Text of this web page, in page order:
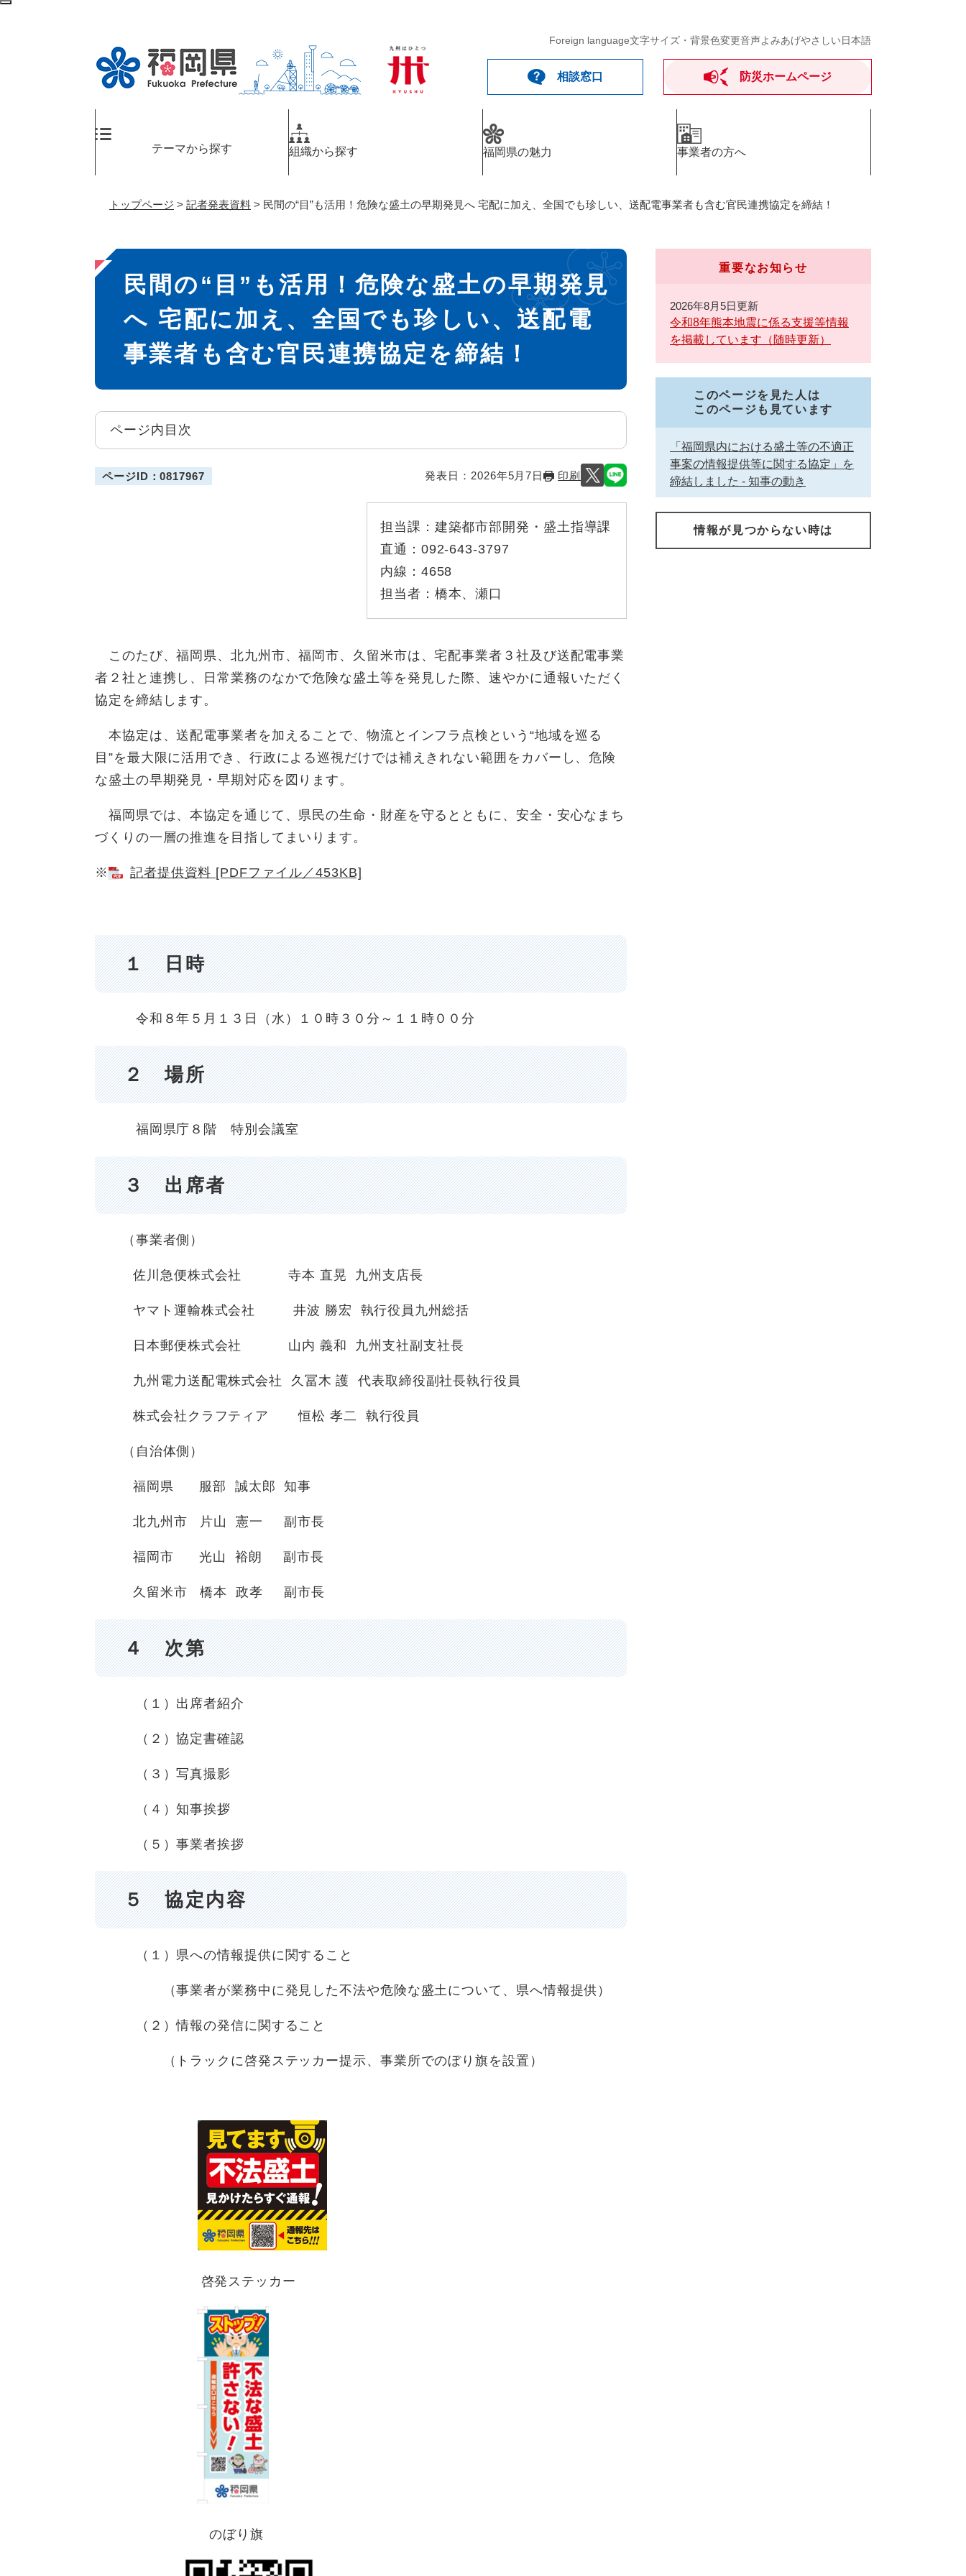
ペ
メ
Foreign language文字サイズ・背景色変更音声よみあげやさしい日本語
相談窓口 防災ホームページ
テーマから探す 組織から探す 福岡県の魅力 事業者の方へ
トップページ > 記者発表資料 > 民間の“目”も活用！危険な盛土の早期発見へ 宅配に加え、全国でも珍しい、送配電事業者も含む官民連携協定を締結！
本
文
民間の“目”も活用！危険な盛土の早期発見
へ 宅配に加え、全国でも珍しい、送配電
事業者も含む官民連携協定を締結！
ページ内目次
ページID：0817967 発表日： 2026年5月7日 印刷
担当課： 建築都市部開発・盛土指導課
直通： 092-643-3797
内線： 4658
担当者： 橋本、瀬口
このたび、福岡県、北九州市、福岡市、久留米市は、宅配事業者３社及び送配電事業
者２社と連携し、日常業務のなかで危険な盛土等を発見した際、速やかに通報いただく
協定を締結します。
本協定は、送配電事業者を加えることで、物流とインフラ点検という“地域を巡る
目”を最大限に活用でき、行政による巡視だけでは補えきれない範囲をカバーし、危険
な盛土の早期発見・早期対応を図ります。
福岡県では、本協定を通じて、県民の生命・財産を守るとともに、安全・安心なまち
づくりの一層の推進を目指してまいります。
※ 記者提供資料 [PDFファイル／453KB]
１ 日時
令和８年５月１３日（水）１０時３０分～１１時００分
２ 場所
福岡県庁８階 特別会議室
３ 出席者
（事業者側）​
佐川急便株式会社 寺本 直晃 九州支店長
ヤマト運輸株式会社 井波 勝宏 執行役員九州総括
日本郵便株式会社 山内 義和 九州支社副支社長
九州電力送配電株式会社 久冨木 護 代表取締役副社長執行役員
株式会社クラフティア 恒松 孝二 執行役員
（自治体側）
福岡県 服部 誠太郎 知事
北九州市 片山 憲一 副市長
福岡市 光山 裕朗 副市長
久留米市 橋本 政孝 副市長
４ 次第
（１）出席者紹介
（２）協定書確認
（３）写真撮影
（４）知事挨拶
（５）事業者挨拶
５ 協定内容
（１）県への情報提供に関すること
（事業者が業務中に発見した不法や危険な盛土について、県へ情報提供）
（２）情報の発信に関すること
（トラックに啓発ステッカー提示、事業所でのぼり旗を設置）
啓発ステッカー
のぼり旗
重要なお知らせ
2026年8月5日更新
令和8年熊本地震に係る支援等情報
を掲載しています（随時更新）
このページを見た人は
このページも見ています
「福岡県内における盛土等の不適正
事案の情報提供等に関する協定」を
締結しました - 知事の動き
情報が見つからない時は